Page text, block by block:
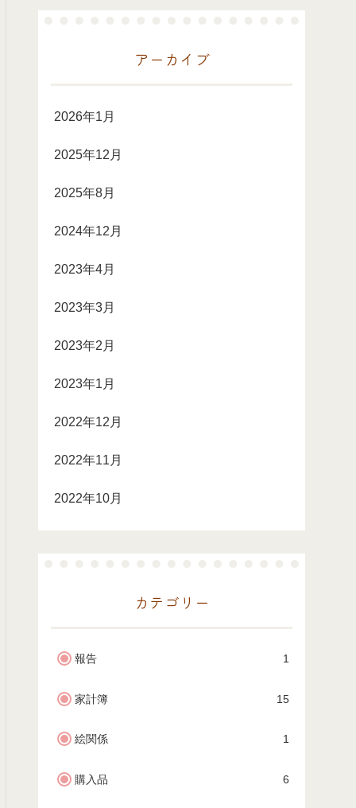
アーカイブ
2026年1月
2025年12月
2025年8月
2024年12月
2023年4月
2023年3月
2023年2月
2023年1月
2022年12月
2022年11月
2022年10月
カテゴリー
報告 1
家計簿 15
絵関係 1
購入品 6